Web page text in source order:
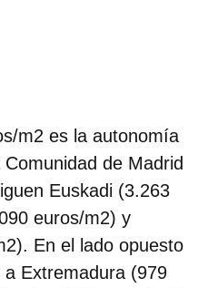
m2 es la autonomía
de Madrid
Euskadi (3.263
euros/m2) y
En el lado opuesto
Extremadura (979